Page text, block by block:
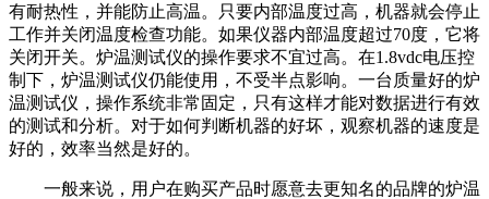
有耐热性，并能防止高温。只要内部温度过高，机器就会停止
工作并关闭温度检查功能。如果仪器内部温度超过70度，它将
关闭开关。炉温测试仪的操作要求不宜过高。在1.8vdc电压控
制下，炉温测试仪仍能使用，不受半点影响。一台质量好的炉
温测试仪，操作系统非常固定，只有这样才能对数据进行有效
的测试和分析。对于如何判断机器的好坏，观察机器的速度是
好的，效率当然是好的。
一般来说，用户在购买产品时愿意去更知名的品牌的炉温